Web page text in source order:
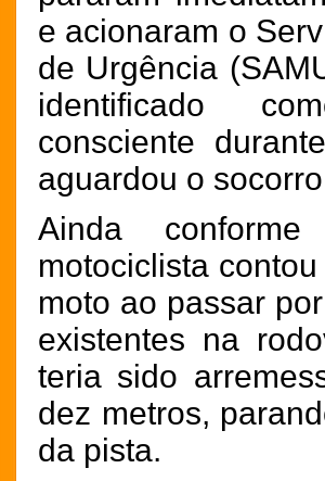
e acionaram o
de Urgência
identificado
consciente
aguardou o
Ainda
motociclista
moto ao passar
existentes na
teria sido
dez metros,
da pista.